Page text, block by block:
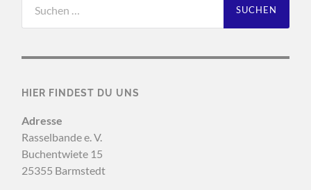
nach:
HIER FINDEST DU UNS
Adresse
Rasselbande e. V.
Buchentwiete 15
25355 Barmstedt